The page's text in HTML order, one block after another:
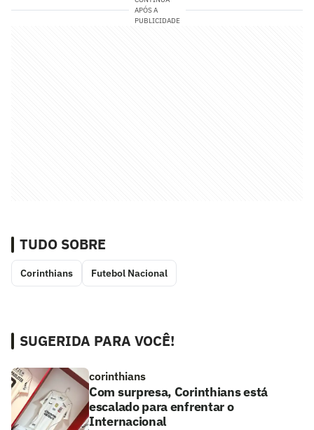
APÓS A
PUBLICIDADE
TUDO SOBRE
Corinthians Futebol Nacional
SUGERIDA PARA VOCÊ!
corinthians
Com surpresa, Corinthians está
escalado para enfrentar o
Internacional